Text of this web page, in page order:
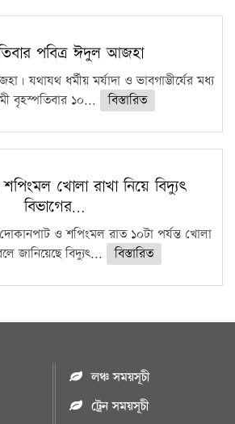
পবিত্র ঈদুল আজহা
ধর্মীয় মর্যাদা ও ভাবগাম্ভীর্যের মধ্য
বৃহস্পতিবার ১০...
বিস্তারিত
খোলা রাখা নিয়ে বিদ্যুৎ
বিভাগের…
ও শপিংমল রাত ১০টা পর্যন্ত খোলা
জানিয়েছে বিদ্যুৎ...
বিস্তারিত
লঞ্চ সময়সূচী
ট্রেন সময়সূচী